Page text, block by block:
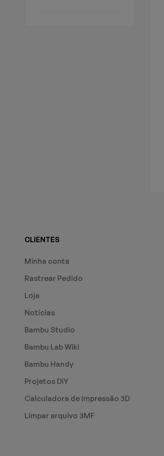
CLIENTES
Minha conta
Rastrear Pedido
Loja
Notícias
Bambu Studio
Bambu Lab Wiki
Bambu Handy
Projetos DiY
Calculadora de Impressão 3D
Limpar arquivo 3MF